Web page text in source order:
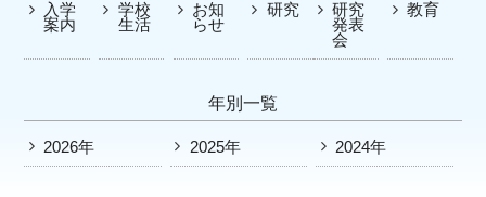
入学
案内
学校
生活
お知
らせ
研究
研究
発表
会
教育
年別一覧
2026年 2025年 2024年